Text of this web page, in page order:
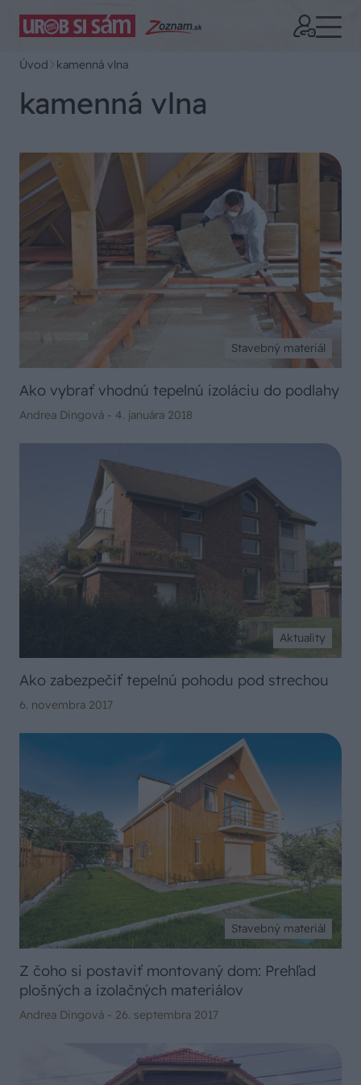
Úvod kamenná vlna
kamenná vlna
Stavebný materiál
Ako vybrať vhodnú tepelnú izoláciu do podlahy
Andrea Dingová - 4. januára 2018
Aktuality
Ako zabezpečiť tepelnú pohodu pod strechou
6. novembra 2017
Stavebný materiál
Z čoho si postaviť montovaný dom: Prehľad
plošných a izolačných materiálov
Andrea Dingová - 26. septembra 2017